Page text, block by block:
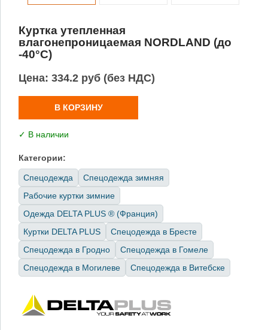
Куртка утепленная
влагонепроницаемая NORDLAND (до
-40°C)
Цена: 334.2 руб (без НДС)
В КОРЗИНУ
✓ В наличии
Категории:
Спецодежда
Спецодежда зимняя
Рабочие куртки зимние
Одежда DELTA PLUS ® (Франция)
Куртки DELTA PLUS
Спецодежда в Бресте
Спецодежда в Гродно
Спецодежда в Гомеле
Спецодежда в Могилеве
Спецодежда в Витебске